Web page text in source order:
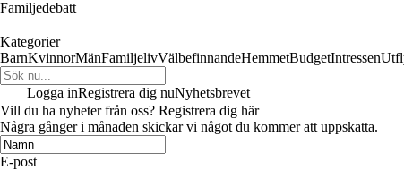
Familjedebatt
Kategorier
BarnKvinnorMänFamiljelivVälbefinnandeHemmetBudgetIntressen
Logga inRegistrera dig nuNyhetsbrevet
Vill du ha nyheter från oss? Registrera dig här
Några gånger i månaden skickar vi något du kommer att uppskatta.
E-post